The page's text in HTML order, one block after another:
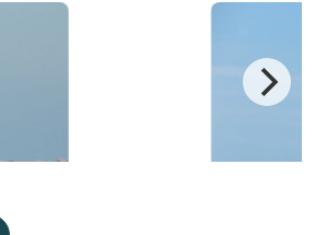
Imagen